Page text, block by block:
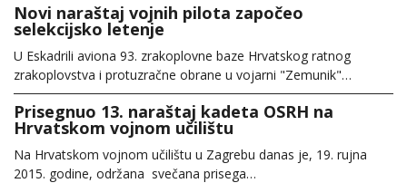
Novi naraštaj vojnih pilota započeo
selekcijsko letenje
U Eskadrili aviona 93. zrakoplovne baze Hrvatskog ratnog
zrakoplovstva i protuzračne obrane u vojarni "Zemunik"…
Prisegnuo 13. naraštaj kadeta OSRH na
Hrvatskom vojnom učilištu
Na Hrvatskom vojnom učilištu u Zagrebu danas je, 19. rujna
2015. godine, održana svečana prisega…